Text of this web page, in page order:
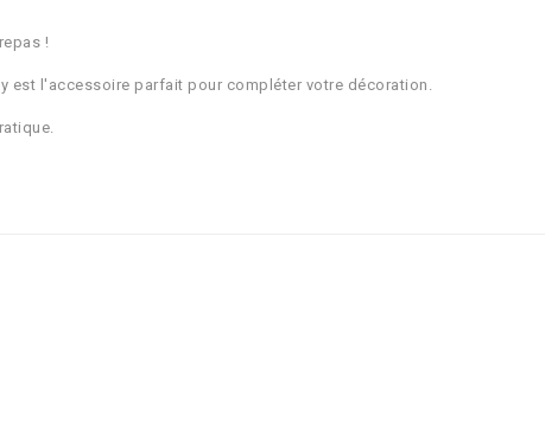
!
est l'accessoire parfait pour compléter votre décoration.